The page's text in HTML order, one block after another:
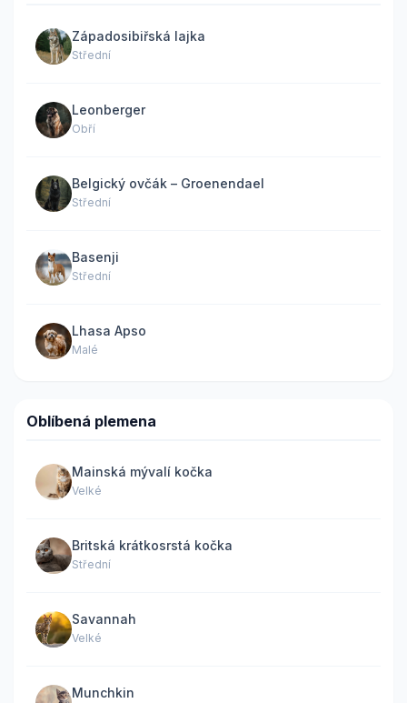
Západosibiřská lajka
Střední
Leonberger
Obří
Belgický ovčák – Groenendael
Střední
Basenji
Střední
Lhasa Apso
Malé
Oblíbená plemena
Mainská mývalí kočka
Velké
Britská krátkosrstá kočka
Střední
Savannah
Velké
Munchkin